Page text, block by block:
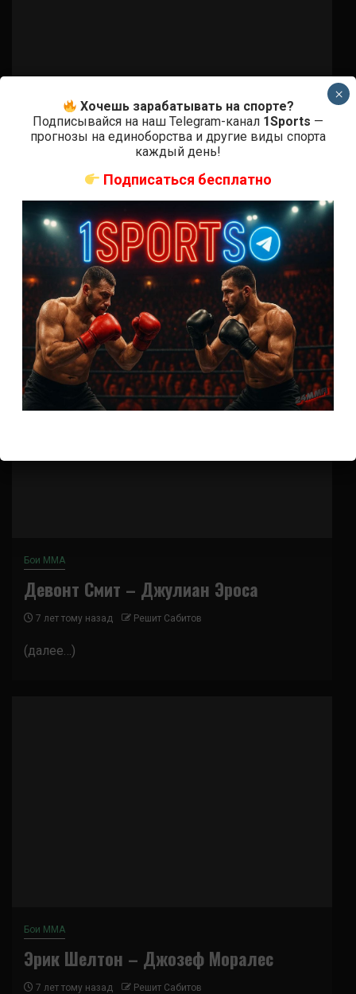
Дэйви Рамос – Джон Гантер
7 лет тому назад Решит Сабитов
(далее…)
Бои ММА
Девонт Смит – Джулиан Эроса
7 лет тому назад Решит Сабитов
(далее…)
Бои ММА
Эрик Шелтон – Джозеф Моралес
7 лет тому назад Решит Сабитов
Хочешь зарабатывать на спорте?
Подписывайся на наш Telegram-канал 1Sports —
прогнозы на единоборства и другие виды спорта
каждый день!
Подписаться бесплатно
×